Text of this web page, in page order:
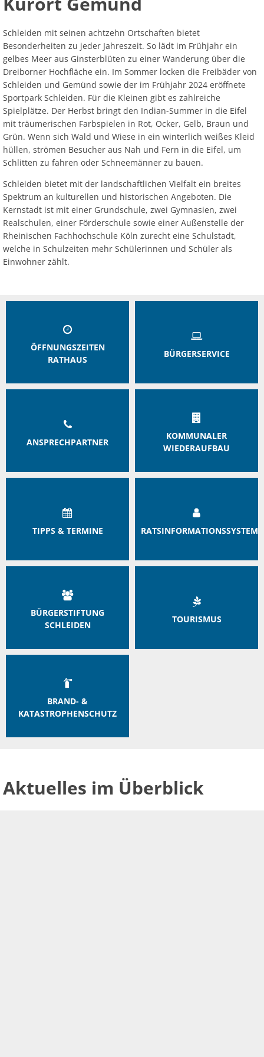
Widerspruchsverfahren
Zahlen, Daten, Fakten
Schleiden mit seinen achtzehn Ortschaften bietet
Besonderheiten zu jeder Jahreszeit. So lädt im Frühjahr ein
gelbes Meer aus Ginsterblüten zu einer Wanderung über die
Dreiborner Hochfläche ein. Im Sommer locken die Freibäder von
Schleiden und Gemünd sowie der im Frühjahr 2024 eröffnete
Sportpark Schleiden. Für die Kleinen gibt es zahlreiche
Spielplätze. Der Herbst bringt den Indian-Summer in die Eifel
mit träumerischen Farbspielen in Rot, Ocker, Gelb, Braun und
Grün. Wenn sich Wald und Wiese in ein winterlich weißes Kleid
hüllen, strömen Besucher aus Nah und Fern in die Eifel, um
Schlitten zu fahren oder Schneemänner zu bauen.
Schleiden bietet mit der landschaftlichen Vielfalt ein breites
Spektrum an kulturellen und historischen Angeboten. Die
Kernstadt ist mit einer Grundschule, zwei Gymnasien, zwei
Realschulen, einer Förderschule sowie einer Außenstelle der
Rheinischen Fachhochschule Köln zurecht eine Schulstadt,
welche in Schulzeiten mehr Schülerinnen und Schüler als
Einwohner zählt.
ÖFFNUNGSZEITEN
RATHAUS
BÜRGERSERVICE
ANSPRECHPARTNER
KOMMUNALER
WIEDERAUFBAU
TIPPS & TERMINE RATSINFORMATIONSSYSTEM
BÜRGERSTIFTUNG
SCHLEIDEN
TOURISMUS
BRAND- &
KATASTROPHENSCHUTZ
Aktuelles im Überblick